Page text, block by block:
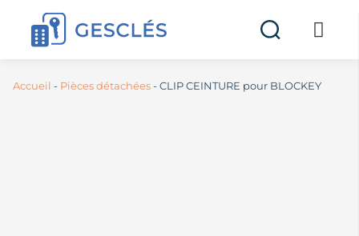
Accueil - Pièces détachées-CLIP CEINTURE pour BLOCKEY